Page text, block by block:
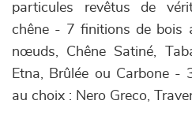
particules revêtus de
chêne - 7 finitions de bois
nœuds, Chêne Satiné,
Etna, Brûlée ou Carbone -
au choix : Nero Greco,